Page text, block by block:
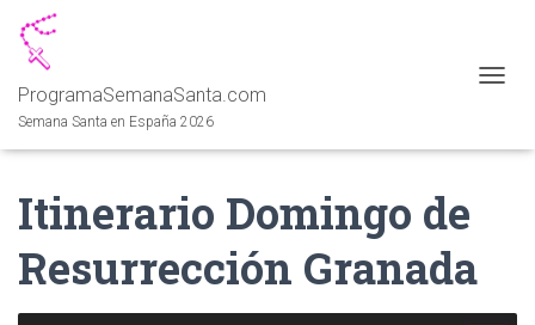
ProgramaSemanaSanta.com
Semana Santa en España 2026
Itinerario Domingo de
Resurrección Granada